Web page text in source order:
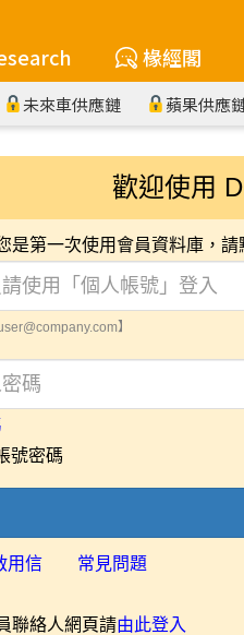
椽經閣
未來車供應鏈 蘋果供應
歡迎使用
是第一次使用會員資料庫，請
】
號密碼
用信 常見問題
聯絡人網頁請由此登入